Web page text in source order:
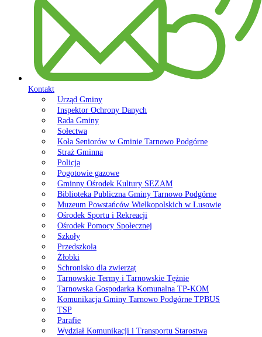
Kontakt
Urząd Gminy
Inspektor Ochrony Danych
Rada Gminy
Sołectwa
Koła Seniorów w Gminie Tarnowo Podgórne
Straż Gminna
Policja
Pogotowie gazowe
Gminny Ośrodek Kultury SEZAM
Biblioteka Publiczna Gminy Tarnowo Podgórne
Muzeum Powstańców Wielkopolskich w Lusowie
Ośrodek Sportu i Rekreacji
Ośrodek Pomocy Społecznej
Szkoły
Przedszkola
Żłobki
Schronisko dla zwierząt
Tarnowskie Termy i Tarnowskie Tężnie
Tarnowska Gospodarka Komunalna TP-KOM
Komunikacja Gminy Tarnowo Podgórne TPBUS
TSP
Parafie
Wydział Komunikacji i Transportu Starostwa